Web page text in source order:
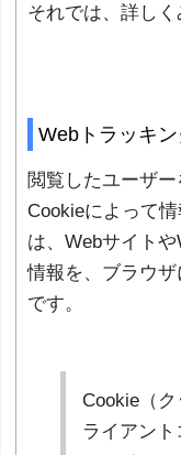
それでは、詳しく
Webトラッキ
閲覧したユーザー
Cookieによって
は、Webサイト
情報を、ブラウ
です。
Cookie（
ライアン